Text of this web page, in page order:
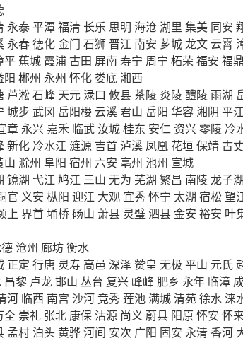
永泰平潭福清 长乐 思明 海沧 湖里 集美 同安
永春德化金门 石狮 晋江 南安 芗城龙文 云霄
平 蕉城 霞浦古田 屏南 寿宁 周宁 柘荣 福安 福鼎
阳 郴州 永州 怀化 娄底湘西
芦淞石峰 天元 渌口 攸县茶陵 炎陵醴陵雨湖
城步 武冈 岳阳楼 云溪君山 岳阳 华容湘阴 平江
章 永兴 嘉禾 临武 汝城桂东 安仁 资兴零陵 冷
新化 冷水江 涟源 吉首 泸溪 凤凰 花垣保靖古丈
山 滁州 阜阳 宿州 六安 亳州 池州 宣城
镜湖 弋江 鸠江 三山 无为 芜湖 繁昌 南陵龙子湖
官 义安 枞阳 迎江 大观 宜秀怀宁 太湖 宿松 望
上 界首埇桥砀山 萧县 灵璧泗县金安 裕安 叶
沧州 廊坊衡水
正定 行唐 灵寿 高邑 深泽 赞皇 无极 平山 元氏
昌黎 卢龙邯山 丛台 复兴 峰峰 肥乡 永年 临漳
河 临西 南宫 沙河竞秀莲池 满城清苑徐水 涞
全 崇礼 张北 康保 沽源 尚义 蔚县 阳原 怀安 怀
孟村 泊头黄骅河间 安次 广阳 固安 永清 香河